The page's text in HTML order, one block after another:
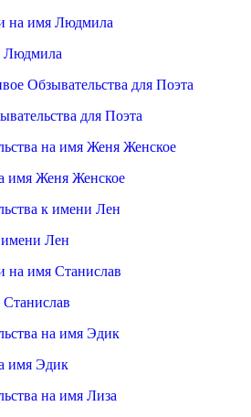
Людмила
для Поэта
имя Женя Женское
имени Лен
имя Эдик